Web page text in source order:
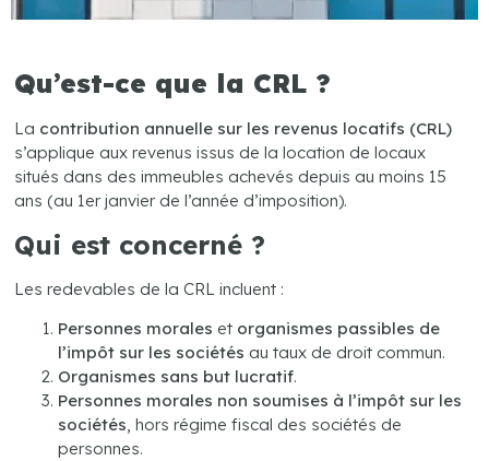
Qu’est-ce que la CRL ?
La contribution annuelle sur les revenus locatifs (CRL)
s’applique aux revenus issus de la location de locaux
situés dans des immeubles achevés depuis au moins 15
ans (au 1er janvier de l’année d’imposition).
Qui est concerné ?
Les redevables de la CRL incluent :
Personnes morales et organismes passibles de
l’impôt sur les sociétés au taux de droit commun.
Organismes sans but lucratif.
Personnes morales non soumises à l’impôt sur les
sociétés, hors régime fiscal des sociétés de
personnes.